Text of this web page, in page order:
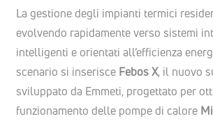
La gestione degli impianti termici
evolvendo rapidamente verso sistemi
intelligenti e orientati all’efficienza
scenario si inserisce Febos X, il nuovo
sviluppato da Emmeti, progettato per
funzionamento delle pompe di calore